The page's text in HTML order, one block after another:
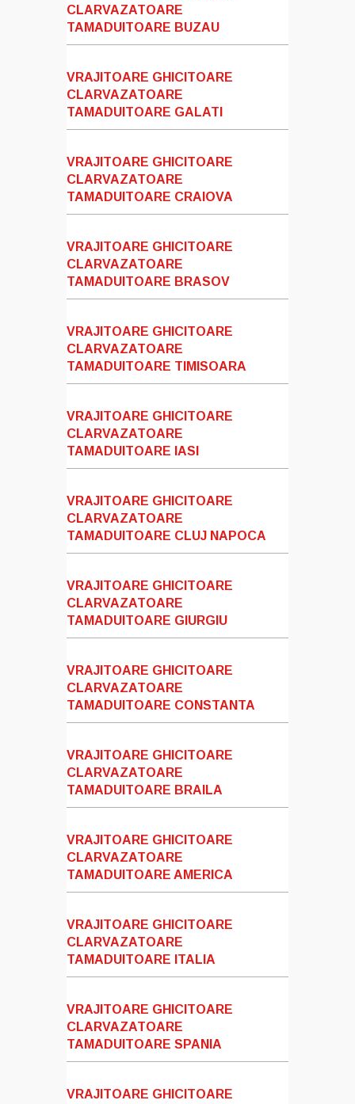
CLARVAZATOARE
TAMADUITOARE BUZAU
VRAJITOARE GHICITOARE
CLARVAZATOARE
TAMADUITOARE GALATI
VRAJITOARE GHICITOARE
CLARVAZATOARE
TAMADUITOARE CRAIOVA
VRAJITOARE GHICITOARE
CLARVAZATOARE
TAMADUITOARE BRASOV
VRAJITOARE GHICITOARE
CLARVAZATOARE
TAMADUITOARE TIMISOARA
VRAJITOARE GHICITOARE
CLARVAZATOARE
TAMADUITOARE IASI
VRAJITOARE GHICITOARE
CLARVAZATOARE
TAMADUITOARE CLUJ NAPOCA
VRAJITOARE GHICITOARE
CLARVAZATOARE
TAMADUITOARE GIURGIU
VRAJITOARE GHICITOARE
CLARVAZATOARE
TAMADUITOARE CONSTANTA
VRAJITOARE GHICITOARE
CLARVAZATOARE
TAMADUITOARE BRAILA
VRAJITOARE GHICITOARE
CLARVAZATOARE
TAMADUITOARE AMERICA
VRAJITOARE GHICITOARE
CLARVAZATOARE
TAMADUITOARE ITALIA
VRAJITOARE GHICITOARE
CLARVAZATOARE
TAMADUITOARE SPANIA
VRAJITOARE GHICITOARE